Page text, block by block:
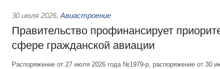
30 июля 2026, Авиастроение
Правительство профинансирует
сфере гражданской авиации
Распоряжение от 27 июля 2026 года №1979-р, распоряжение от 30